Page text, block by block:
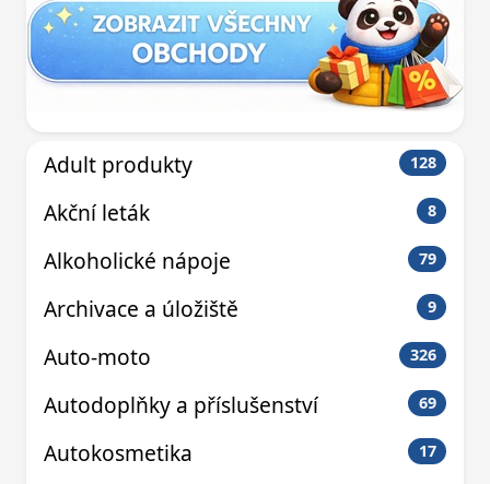
Adult produkty 128
Akční leták 8
Alkoholické nápoje 79
Archivace a úložiště 9
Auto-moto 326
Autodoplňky a příslušenství 69
Autokosmetika 17